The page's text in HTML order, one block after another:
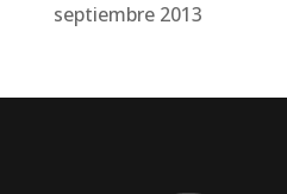
septiembre 2013